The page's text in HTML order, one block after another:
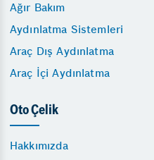
Ağır Bakım
Aydınlatma Sistemleri
Araç Dış Aydınlatma
Araç İçi Aydınlatma
Oto Çelik
Hakkımızda